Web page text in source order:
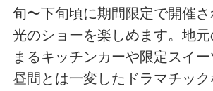
旬〜下旬頃に期間限定で開催
光のショーを楽しめます。地
まるキッチンカーや限定スイー
昼間とは一変したドラマチッ